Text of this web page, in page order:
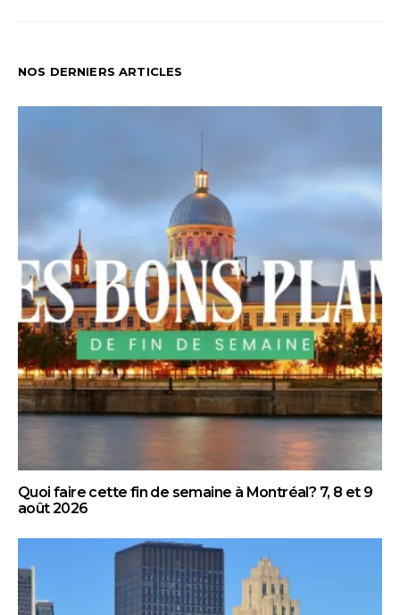
NOS DERNIERS ARTICLES
Quoi faire cette fin de semaine à Montréal? 7, 8 et 9
août 2026